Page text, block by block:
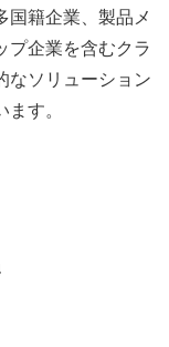
国籍企業、製品メ
プ企業を含むクラ
なソリューション
す。